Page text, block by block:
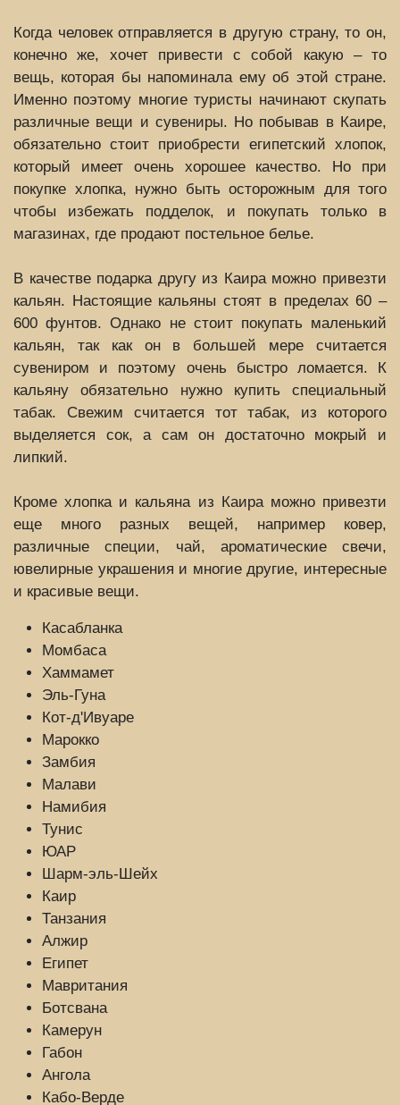
Когда человек отправляется в другую страну, то он,
конечно же, хочет привести с собой какую – то
вещь, которая бы напоминала ему об этой стране.
Именно поэтому многие туристы начинают скупать
различные вещи и сувениры. Но побывав в Каире,
обязательно стоит приобрести египетский хлопок,
который имеет очень хорошее качество. Но при
покупке хлопка, нужно быть осторожным для того
чтобы избежать подделок, и покупать только в
магазинах, где продают постельное белье.
В качестве подарка другу из Каира можно привезти
кальян. Настоящие кальяны стоят в пределах 60 –
600 фунтов. Однако не стоит покупать маленький
кальян, так как он в большей мере считается
сувениром и поэтому очень быстро ломается. К
кальяну обязательно нужно купить специальный
табак. Свежим считается тот табак, из которого
выделяется сок, а сам он достаточно мокрый и
липкий.
Кроме хлопка и кальяна из Каира можно привезти
еще много разных вещей, например ковер,
различные специи, чай, ароматические свечи,
ювелирные украшения и многие другие, интересные
и красивые вещи.
Касабланка
Момбаса
Хаммамет
Эль-Гуна
Кот-д'Ивуаре
Марокко
Замбия
Малави
Намибия
Тунис
ЮАР
Шарм-эль-Шейх
Каир
Танзания
Алжир
Египет
Мавритания
Ботсвана
Камерун
Габон
Ангола
Кабо-Верде